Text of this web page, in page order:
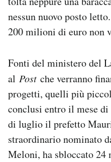
nessun nuovo posto
200 milioni di euro non
Fonti del ministero del
al Post che verranno
progetti, quelli più
conclusi entro il mese
di luglio il prefetto
straordinario nominato
Meloni, ha sbloccato